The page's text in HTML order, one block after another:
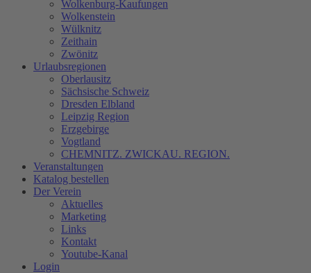
Wolkenburg-Kaufungen
Wolkenstein
Wülknitz
Zeithain
Zwönitz
Urlaubsregionen
Oberlausitz
Sächsische Schweiz
Dresden Elbland
Leipzig Region
Erzgebirge
Vogtland
CHEMNITZ. ZWICKAU. REGION.
Veranstaltungen
Katalog bestellen
Der Verein
Aktuelles
Marketing
Links
Kontakt
Youtube-Kanal
Login